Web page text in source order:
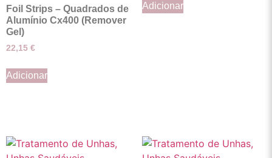
Foil Strips – Quadrados de
Alumínio Cx400 (Remover
Gel)
22,15 €
Adicionar
Adicionar